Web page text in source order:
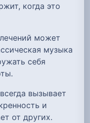
когда это
может
музыка
себя
вызывает
и
от других.